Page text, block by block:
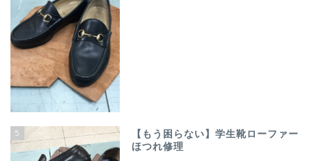
5
【もう困らない】学生靴ローファー
ほつれ修理